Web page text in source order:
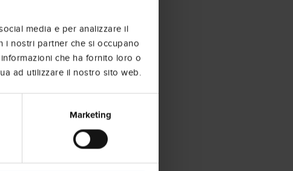
media e per analizzare il
i nostri partner che si occupano
che ha fornito loro o
ad utilizzare il nostro sito web.
Marketing